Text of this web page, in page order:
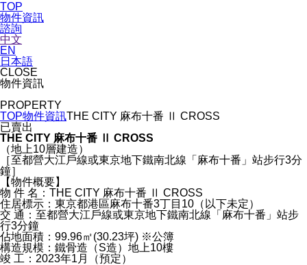
TOP
物件資訊
諮詢
中文
EN
日本語
CLOSE
物件資訊
PROPERTY
TOP物件資訊THE CITY 麻布十番 Ⅱ CROSS
已賣出
THE CITY 麻布十番 Ⅱ CROSS
（地上10層建造）
［至都營大江戶線或東京地下鐵南北線「麻布十番」站步行3分
鐘］
【物件概要】
物 件 名：THE CITY 麻布十番 Ⅱ CROSS
住居標示：東京都港區麻布十番3丁目10（以下未定）
交 通：至都營大江戶線或東京地下鐵南北線「麻布十番」站步
行3分鐘
佔地面積：99.96㎡(30.23坪) ※公簿
構造規模：鐵骨造（S造）地上10樓
竣 工：2023年1月（預定）